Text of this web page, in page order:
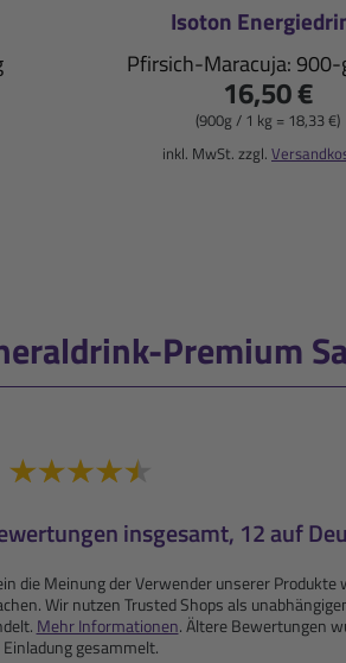
Isoton
Pfirsich-Maracuja:
16,50 €
(900g / 1 kg = 18,33 €)
inkl. MwSt. zzgl.
Premium
insgesamt, 12 auf
die Meinung der Verwender unserer
Wir nutzen Trusted Shops als
Mehr Informationen. Ältere Bewertungen
Einladung gesammelt.